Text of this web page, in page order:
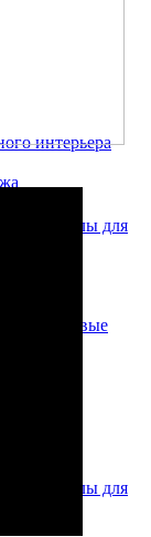
интерьера
материалы для
резиновые
материалы для